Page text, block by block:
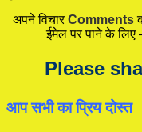
अपने विचारComments
ईमेल पर पाने के लिए
Please
आप सभी का प्रिय दोस्त